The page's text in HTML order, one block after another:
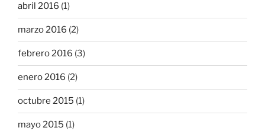
abril 2016 (1)
marzo 2016 (2)
febrero 2016 (3)
enero 2016 (2)
octubre 2015 (1)
mayo 2015 (1)